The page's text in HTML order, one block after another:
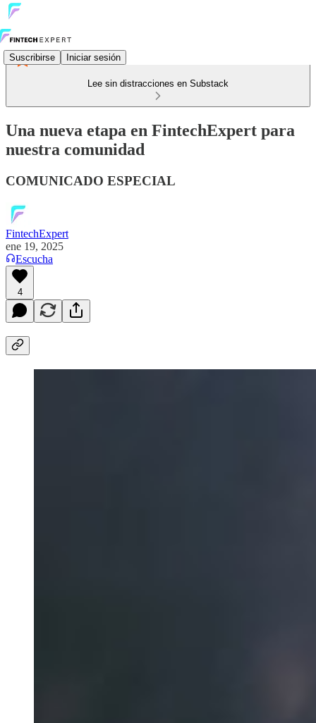
Suscribirse Iniciar sesión
Lee sin distracciones en Substack
Una nueva etapa en FintechExpert para
nuestra comunidad
COMUNICADO ESPECIAL
FintechExpert
ene 19, 2025
Escucha
4